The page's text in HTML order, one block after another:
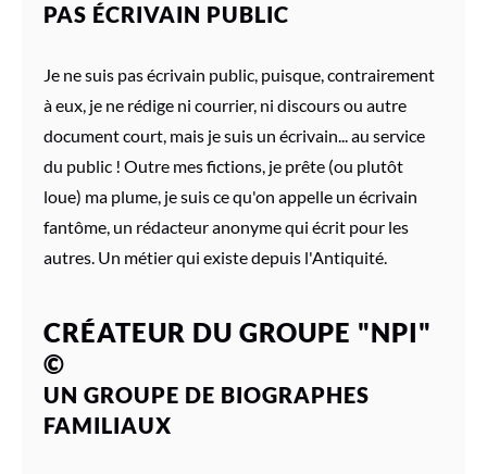
PAS ÉCRIVAIN PUBLIC
Je ne suis pas écrivain public, puisque, contrairement
à eux, je ne rédige ni courrier, ni discours ou autre
document court, mais je suis un écrivain... au service
du public ! Outre mes fictions, je prête (ou plutôt
loue) ma plume, je suis ce qu'on appelle un écrivain
fantôme, un rédacteur anonyme qui écrit pour les
autres. Un métier qui existe depuis l'Antiquité.
CRÉATEUR DU GROUPE "NPI"
©
UN GROUPE DE BIOGRAPHES
FAMILIAUX